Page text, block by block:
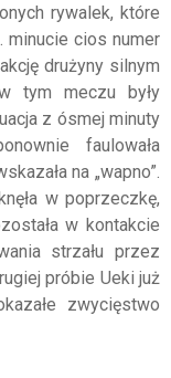
rywalek, które
minucie cios numer
drużyny silnym
tym meczu były
z ósmej minuty
faulowała
na „wapno”.
w poprzeczkę,
w kontakcie
strzału przez
próbie Ueki już
zwycięstwo